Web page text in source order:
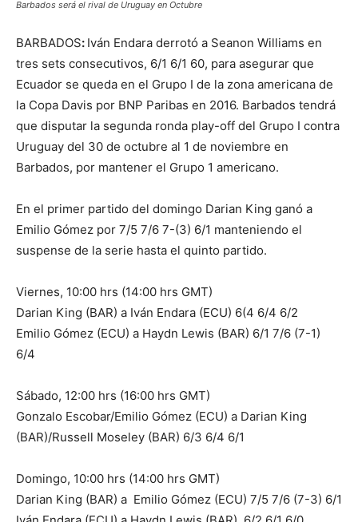
Barbados será el rival de Uruguay en Octubre
BARBADOS: Iván Endara derrotó a Seanon Williams en
tres sets consecutivos, 6/1 6/1 60, para asegurar que
Ecuador se queda en el Grupo I de la zona americana de
la Copa Davis por BNP Paribas en 2016. Barbados tendrá
que disputar la segunda ronda play-off del Grupo I contra
Uruguay del 30 de octubre al 1 de noviembre en
Barbados, por mantener el Grupo 1 americano.
En el primer partido del domingo Darian King ganó a
Emilio Gómez por 7/5 7/6 7-(3) 6/1 manteniendo el
suspense de la serie hasta el quinto partido.
Viernes, 10:00 hrs (14:00 hrs GMT)
Darian King (BAR) a Iván Endara (ECU) 6(4 6/4 6/2
Emilio Gómez (ECU) a Haydn Lewis (BAR) 6/1 7/6 (7-1)
6/4
Sábado, 12:00 hrs (16:00 hrs GMT)
Gonzalo Escobar/Emilio Gómez (ECU) a Darian King
(BAR)/Russell Moseley (BAR) 6/3 6/4 6/1
Domingo, 10:00 hrs (14:00 hrs GMT)
Darian King (BAR) a Emilio Gómez (ECU) 7/5 7/6 (7-3) 6/1